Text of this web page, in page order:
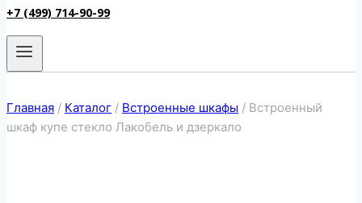
+7 (499) 714-90-99
Главная / Каталог / Встроенные шкафы / Встроенный
шкаф купе стекло Лакобель и дзеркало